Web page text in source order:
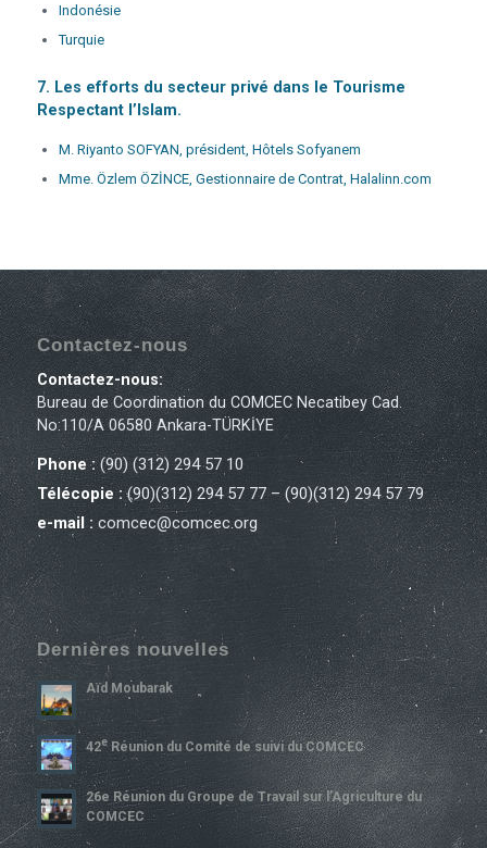
Indonésie
Turquie
7. Les efforts du secteur privé dans le Tourisme
Respectant l’Islam.
M. Riyanto SOFYAN, président, Hôtels Sofyanem
Mme. Özlem ÖZİNCE, Gestionnaire de Contrat, Halalinn.com
Contactez-nous
Contactez-nous:
Bureau de Coordination du COMCEC Necatibey Cad.
No:110/A 06580 Ankara-TÜRKİYE
Phone :(90) (312) 294 57 10
Télécopie :(90)(312) 294 57 77 – (90)(312) 294 57 79
e-mail : comcec@comcec.org
Dernières nouvelles
Aïd Moubarak
42ERéunion du Comité de suivi du COMCEC
26e Réunion du Groupe de Travail sur l’Agriculture du
COMCEC